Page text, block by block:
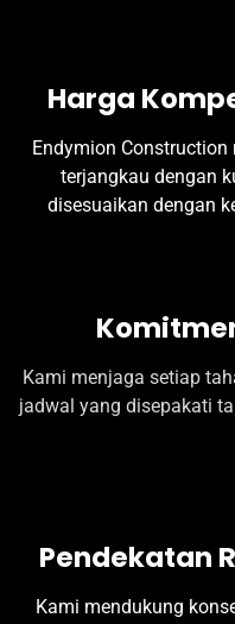
Harga
Endymion
terjangkau dengan
disesuaikan dengan
Kami menjaga setiap
jadwal yang disepakati
Pendekatan
Kami mendukung